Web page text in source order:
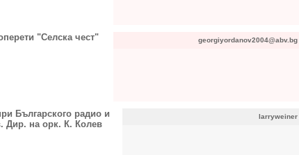
"Селска чест" georgiyordanov2004@abv.bg
Българского радио и
Дир. на орк. К. Колев
larryweiner